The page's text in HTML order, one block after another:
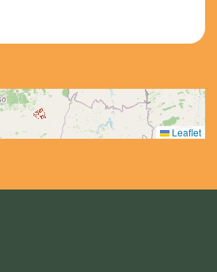
Leaflet